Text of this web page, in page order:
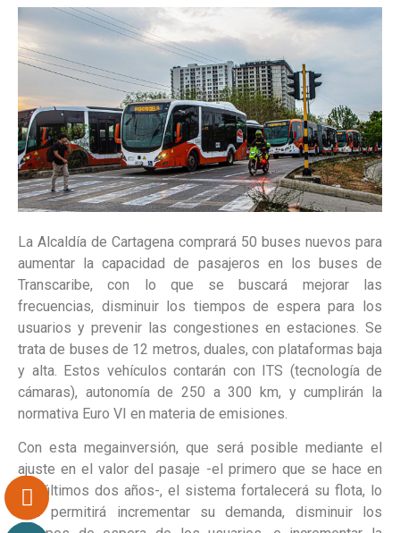
La Alcaldía de Cartagena comprará 50 buses nuevos para
aumentar la capacidad de pasajeros en los buses de
Transcaribe, con lo que se buscará mejorar las
frecuencias, disminuir los tiempos de espera para los
usuarios y prevenir las congestiones en estaciones. Se
trata de buses de 12 metros, duales, con plataformas baja
y alta. Estos vehículos contarán con ITS (tecnología de
cámaras), autonomía de 250 a 300 km, y cumplirán la
normativa Euro VI en materia de emisiones.
Con esta megainversión, que será posible mediante el
ajuste en el valor del pasaje -el primero que se hace en
los últimos dos años-, el sistema fortalecerá su flota, lo
que permitirá incrementar su demanda, disminuir los